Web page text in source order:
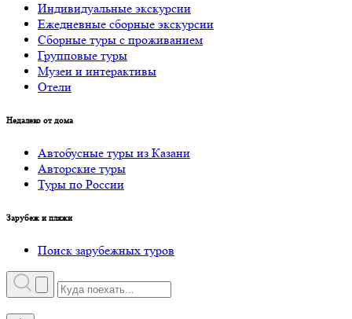
Индивидуальные экскурсии
Ежедневные сборные экскурсии
Сборные туры с проживанием
Групповые туры
Музеи и интерактивы
Отели
Недалеко от дома
Автобусные туры из Казани
Авторские туры
Туры по России
Зарубеж и пляжи
Поиск зарубежных туров